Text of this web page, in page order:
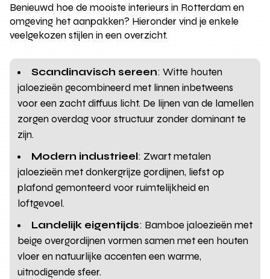
Benieuwd hoe de mooiste interieurs in Rotterdam en
omgeving het aanpakken? Hieronder vind je enkele
veelgekozen stijlen in een overzicht.
Scandinavisch sereen: Witte houten
jaloezieën gecombineerd met linnen inbetweens
voor een zacht diffuus licht. De lijnen van de lamellen
zorgen overdag voor structuur zonder dominant te
zijn.
Modern industrieel: Zwart metalen
jaloezieën met donkergrijze gordijnen, liefst op
plafond gemonteerd voor ruimtelijkheid en
loftgevoel.
Landelijk eigentijds: Bamboe jaloezieën met
beige overgordijnen vormen samen met een houten
vloer en natuurlijke accenten een warme,
uitnodigende sfeer.